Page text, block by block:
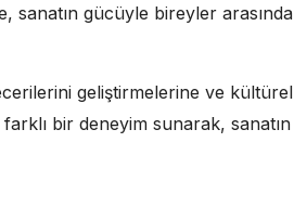
sanatın gücüyle bireyler arasında
geliştirmelerine ve kültürel
farklı bir deneyim sunarak, sanatın